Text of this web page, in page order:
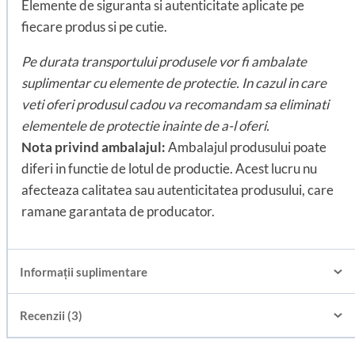
Elemente de siguranta si autenticitate aplicate pe
fiecare produs si pe cutie.
Pe durata transportului produsele vor fi ambalate
suplimentar cu elemente de protectie. In cazul in care
veti oferi produsul cadou va recomandam sa eliminati
elementele de protectie inainte de a-l oferi.
Nota privind ambalajul:Ambalajul produsului poate
diferi in functie de lotul de productie. Acest lucru nu
afecteaza calitatea sau autenticitatea produsului, care
ramane garantata de producator.
Informații suplimentare
Recenzii (3)